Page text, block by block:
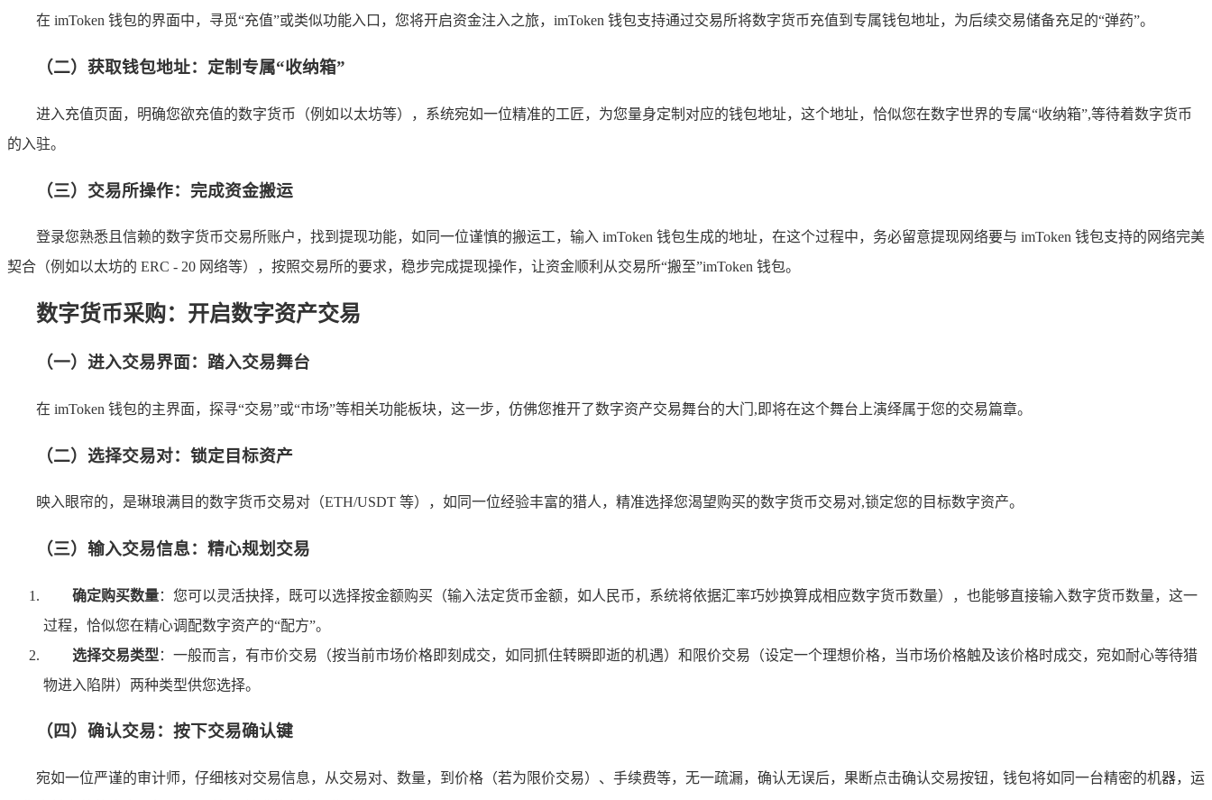
在 imToken 钱包的界面中，寻觅“充值”或类似功能入口，您将开启资金注入之旅，imToken 钱包支持通过交易所将数字货币充值到专属钱包地址，为后续交易储备充足的“弹药”。
（二）获取钱包地址：定制专属“收纳箱”
进入充值页面，明确您欲充值的数字货币（例如以太坊等），系统宛如一位精准的工匠，为您量身定制对应的钱包地址，这个地址，恰似您在数字世界的专属“收纳箱”,等待着数字货币
的入驻。
（三）交易所操作：完成资金搬运
登录您熟悉且信赖的数字货币交易所账户，找到提现功能，如同一位谨慎的搬运工，输入 imToken 钱包生成的地址，在这个过程中，务必留意提现网络要与 imToken 钱包支持的网络完美
契合（例如以太坊的 ERC - 20 网络等），按照交易所的要求，稳步完成提现操作，让资金顺利从交易所“搬至”imToken 钱包。
数字货币采购：开启数字资产交易
（一）进入交易界面：踏入交易舞台
在 imToken 钱包的主界面，探寻“交易”或“市场”等相关功能板块，这一步，仿佛您推开了数字资产交易舞台的大门,即将在这个舞台上演绎属于您的交易篇章。
（二）选择交易对：锁定目标资产
映入眼帘的，是琳琅满目的数字货币交易对（ETH/USDT 等），如同一位经验丰富的猎人，精准选择您渴望购买的数字货币交易对,锁定您的目标数字资产。
（三）输入交易信息：精心规划交易
确定购买数量：您可以灵活抉择，既可以选择按金额购买（输入法定货币金额，如人民币，系统将依据汇率巧妙换算成相应数字货币数量），也能够直接输入数字货币数量，这一
过程，恰似您在精心调配数字资产的“配方”。
选择交易类型 ：一般而言，有市价交易（按当前市场价格即刻成交，如同抓住转瞬即逝的机遇）和限价交易（设定一个理想价格，当市场价格触及该价格时成交，宛如耐心等待猎
物进入陷阱）两种类型供您选择。
（四）确认交易：按下交易确认键
宛如一位严谨的审计师，仔细核对交易信息，从交易对、数量，到价格（若为限价交易）、手续费等，无一疏漏，确认无误后，果断点击确认交易按钮，钱包将如同一台精密的机器，运